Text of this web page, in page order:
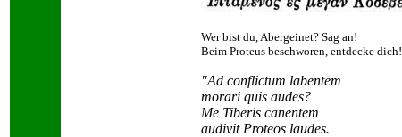
Wer bist du, Abergeinet? Sag an!
Beim Proteus beschworen, entdecke dich!
"Ad conflictum labentem
morari quis audes?
Me Tiberis canentem
audivit Proteos laudes.